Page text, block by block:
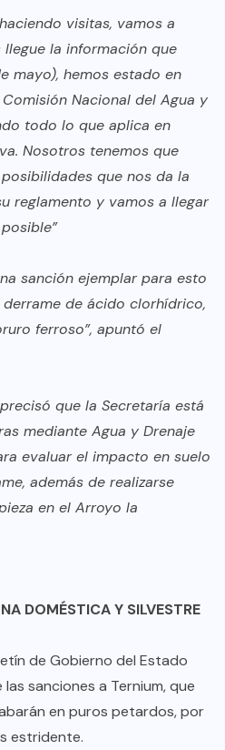
visitas, vamos a
la información que
mayo), hemos estado en
Nacional del Agua y
todo lo que aplica en
Nosotros tenemos que
que nos da la
reglamento y vamos a llegar
sanción ejemplar para esto
de ácido clorhídrico,
ferroso”, apuntó el
que la Secretaría está
mediante Agua y Drenaje
evaluar el impacto en suelo
además de realizarse
en el Arroyo la
DOMÉSTICA Y SILVESTRE
de Gobierno del Estado
sanciones a Ternium, que
en puros petardos, por
estridente.